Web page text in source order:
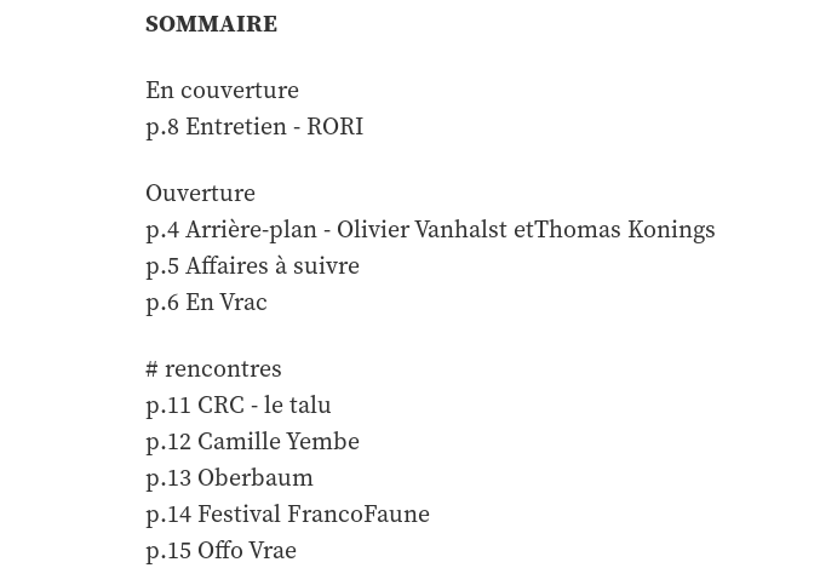
SOMMAIRE
En couverture
p.8 Entretien - RORI
Ouverture
p.4 Arrière-plan - Olivier Vanhalst etThomas Konings
p.5 Affaires à suivre
p.6 En Vrac
# rencontres
p.11 CRC - le talu
p.12 Camille Yembe
p.13 Oberbaum
p.14 Festival FrancoFaune
p.15 Offo Vrae